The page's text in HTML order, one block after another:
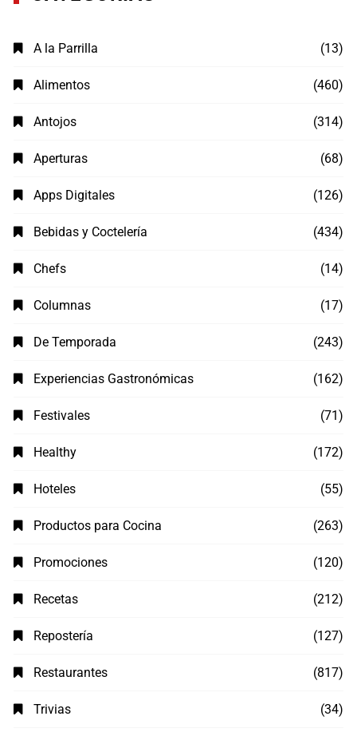
A la Parrilla (13)
Alimentos (460)
Antojos (314)
Aperturas (68)
Apps Digitales (126)
Bebidas y Coctelería (434)
Chefs (14)
Columnas (17)
De Temporada (243)
Experiencias Gastronómicas (162)
Festivales (71)
Healthy (172)
Hoteles (55)
Productos para Cocina (263)
Promociones (120)
Recetas (212)
Repostería (127)
Restaurantes (817)
Trivias (34)